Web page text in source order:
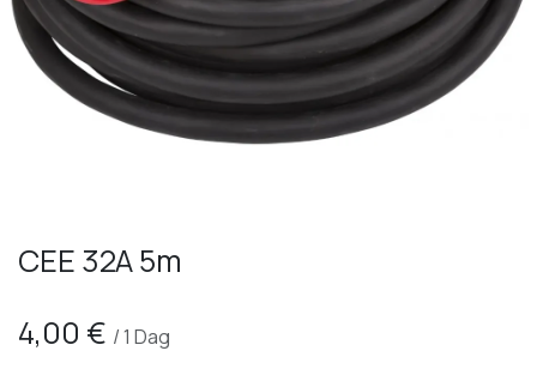
CEE 32A 5m
4,00 € /1 Dag